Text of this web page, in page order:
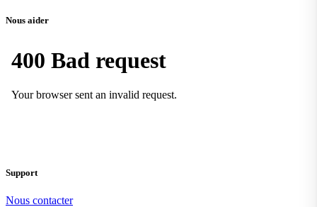
Nous aider
Support
Nous contacter